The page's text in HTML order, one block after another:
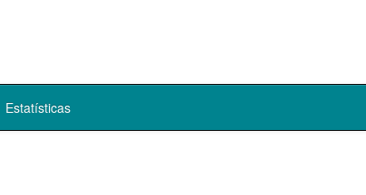
Estatísticas